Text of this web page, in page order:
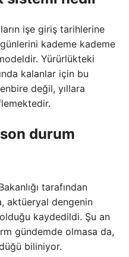
işe giriş tarihlerine
günlerini kademe kademe
Yürürlükteki
kalanlar için bu
değil, yıllara
son durum
tarafından
aktüeryal dengenin
kaydedildi. Şu an
gündemde olmasa da,
biliniyor.